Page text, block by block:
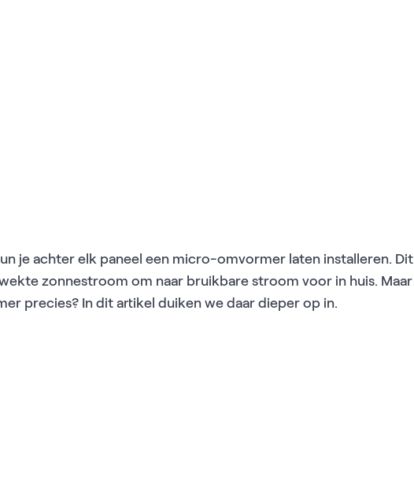
je achter elk paneel een micro-omvormer laten installeren. Dit
zonnestroom om naar bruikbare stroom voor in huis. Maar
precies? In dit artikel duiken we daar dieper op in.